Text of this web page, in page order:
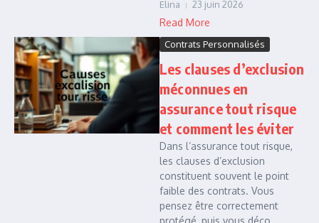
Elina 23 juin 2026
Read More
Contrats Personnalisés
Les clauses d’exclusion
méconnues en
assurance tout risque
et comment les éviter
Dans l’assurance tout risque,
les clauses d’exclusion
constituent souvent le point
faible des contrats. Vous
pensez être correctement
protégé, puis vous déco......